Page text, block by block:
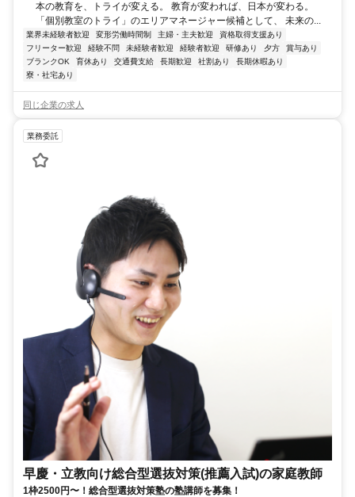
本の教育を、トライが変える。 教育が変われば、日本が変わる。
「個別教室のトライ」のエリアマネージャー候補として、 未来の...
業界未経験者歓迎 変形労働時間制 主婦・主夫歓迎
資格取得支援あり
フリーター歓迎
経験不問 未経験者歓迎 経験者歓迎 研修あり 夕方
賞与あり
ブランクOK
育休あり 交通費支給 長期歓迎 社割あり
長期休暇あり
寮・社宅あり
同じ企業の求人
業務委託
早慶・立教向け総合型選抜対策(推薦入試)の家庭教師
1枠2500円〜！総合型選抜対策塾の塾講師を募集！